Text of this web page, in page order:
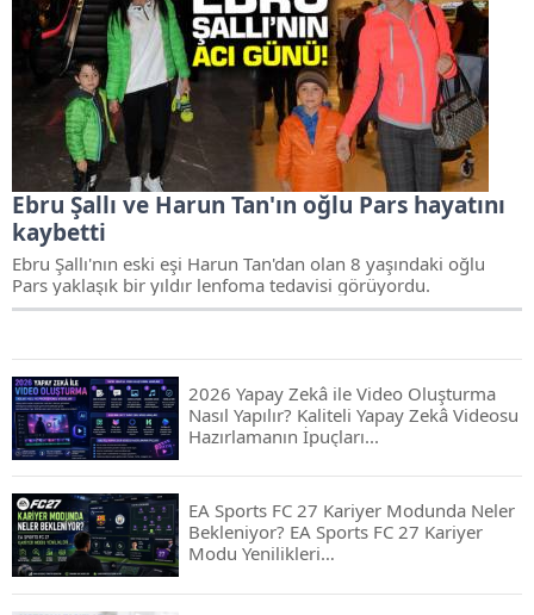
Ebru Şallı ve Harun Tan'ın oğlu Pars hayatını
kaybetti
Ebru Şallı'nın eski eşi Harun Tan'dan olan 8 yaşındaki oğlu
Pars yaklaşık bir yıldır lenfoma tedavisi görüyordu.
2026 Yapay Zekâ ile Video Oluşturma
Nasıl Yapılır? Kaliteli Yapay Zekâ Videosu
Hazırlamanın İpuçları...
EA Sports FC 27 Kariyer Modunda Neler
Bekleniyor? EA Sports FC 27 Kariyer
Modu Yenilikleri…